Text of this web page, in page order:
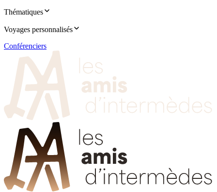
Thématiques
Voyages personnalisés
Conférenciers